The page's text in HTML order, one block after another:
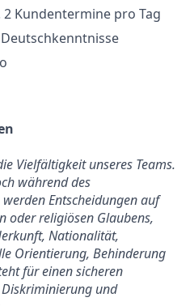
Kundentermine pro Tag
Vielfältigkeit unseres Teams.
während des
Entscheidungen auf
oder religiösen Glaubens,
Nationalität,
Orientierung, Behinderung
für einen sicheren
und